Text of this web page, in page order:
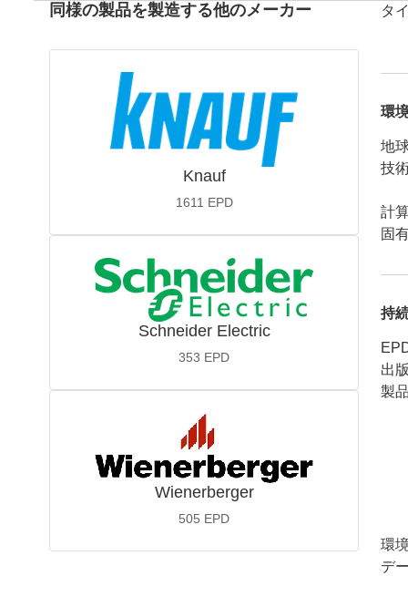
同様の製品を製造する他のメーカー
Knauf
1611 EPD
Schneider Electric
353 EPD
Wienerberger
505 EPD
タ
環
地
技
計
固
持
出
製
環
デ